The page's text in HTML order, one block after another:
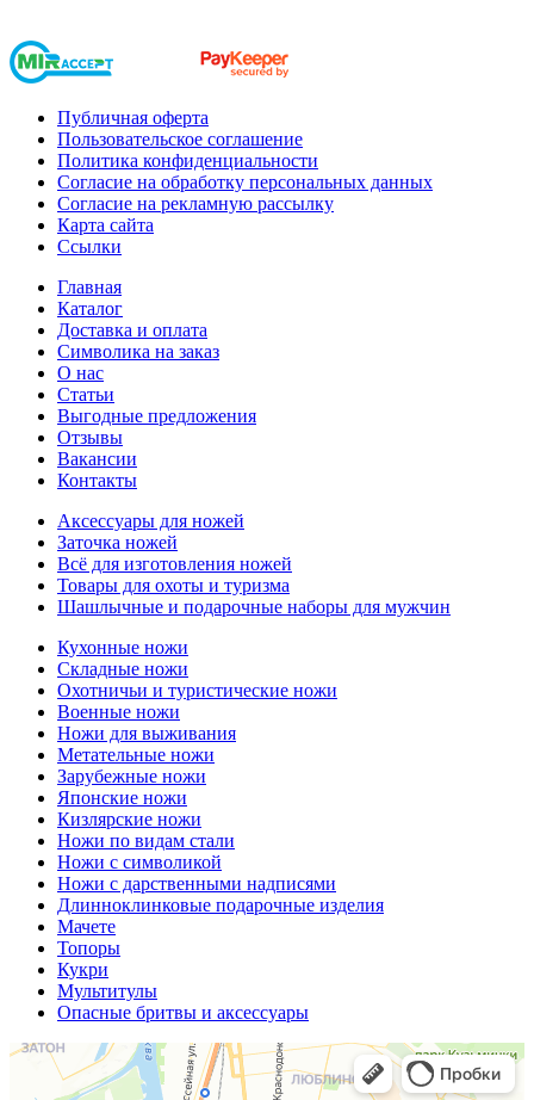
Публичная оферта
Пользовательское соглашение
Политика конфиденциальности
Согласие на обработку персональных данных
Согласие на рекламную рассылку
Карта сайта
Ссылки
Главная
Каталог
Доставка и оплата
Символика на заказ
О нас
Статьи
Выгодные предложения
Отзывы
Вакансии
Контакты
Аксессуары для ножей
Заточка ножей
Всё для изготовления ножей
Товары для охоты и туризма
Шашлычные и подарочные наборы для мужчин
Кухонные ножи
Складные ножи
Охотничьи и туристические ножи
Военные ножи
Ножи для выживания
Метательные ножи
Зарубежные ножи
Японские ножи
Кизлярские ножи
Ножи по видам стали
Ножи с символикой
Ножи с дарственными надписями
Длинноклинковые подарочные изделия
Мачете
Топоры
Кукри
Мультитулы
Опасные бритвы и аксессуары